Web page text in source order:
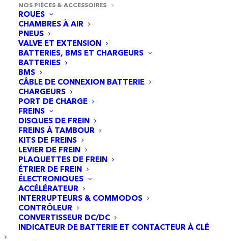
NOS PIÈCES & ACCESSOIRES
ROUES
CHAMBRES À AIR
PNEUS
VALVE ET EXTENSION
BATTERIES, BMS ET CHARGEURS
BATTERIES
BMS
CÂBLE DE CONNEXION BATTERIE
CHARGEURS
PORT DE CHARGE
FREINS
DISQUES DE FREIN
FREINS À TAMBOUR
KITS DE FREINS
LEVIER DE FREIN
PLAQUETTES DE FREIN
ÉTRIER DE FREIN
ÉLECTRONIQUES
ACCÉLÉRATEUR
INTERRUPTEURS & COMMODOS
CONTRÔLEUR
CONVERTISSEUR DC/DC
INDICATEUR DE BATTERIE ET CONTACTEUR À CLÉ
AJOUTER AU PANIER
Béquille Clé modèle 1 170MM